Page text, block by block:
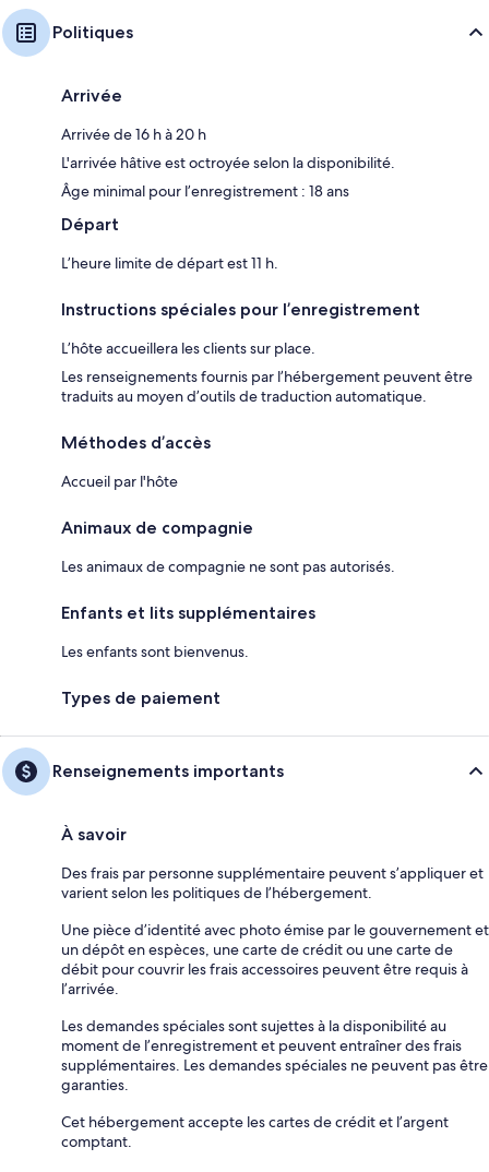
Politiques
Arrivée
Arrivée de 16 h à 20 h
L'arrivée hâtive est octroyée selon la disponibilité.
Âge minimal pour l’enregistrement : 18 ans
Départ
L’heure limite de départ est 11 h.
Instructions spéciales pour l’enregistrement
L’hôte accueillera les clients sur place.
Les renseignements fournis par l’hébergement peuvent être
traduits au moyen d’outils de traduction automatique.
Méthodes d’accès
Accueil par l'hôte
Animaux de compagnie
Les animaux de compagnie ne sont pas autorisés.
Enfants et lits supplémentaires
Les enfants sont bienvenus.
Types de paiement
Renseignements importants
À savoir
Des frais par personne supplémentaire peuvent s’appliquer et
varient selon les politiques de l’hébergement.
Une pièce d’identité avec photo émise par le gouvernement et
un dépôt en espèces, une carte de crédit ou une carte de
débit pour couvrir les frais accessoires peuvent être requis à
l’arrivée.
Les demandes spéciales sont sujettes à la disponibilité au
moment de l’enregistrement et peuvent entraîner des frais
supplémentaires. Les demandes spéciales ne peuvent pas être
garanties.
Cet hébergement accepte les cartes de crédit et l’argent
comptant.